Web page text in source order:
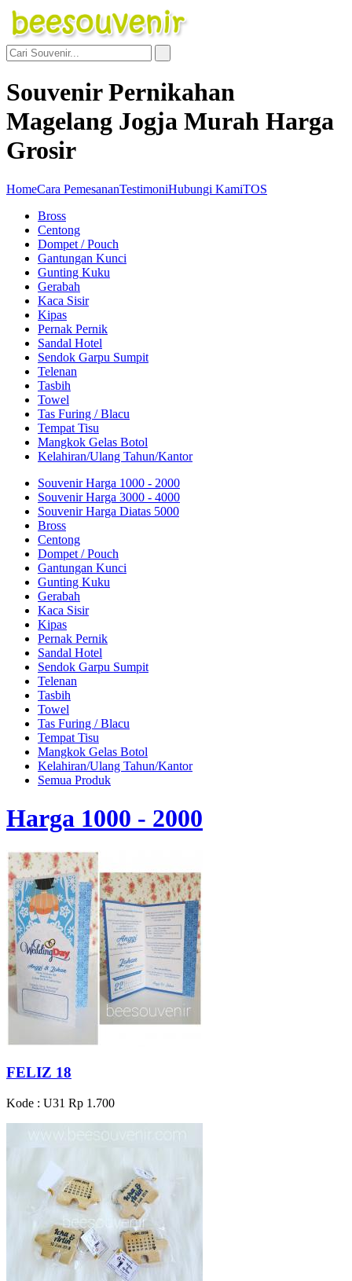
Souvenir Pernikahan
Magelang Jogja Murah Harga
Grosir
HomeCara PemesananTestimoniHubungi KamiTOS
Bross
Centong
Dompet / Pouch
Gantungan Kunci
Gunting Kuku
Gerabah
Kaca Sisir
Kipas
Pernak Pernik
Sandal Hotel
Sendok Garpu Sumpit
Telenan
Tasbih
Towel
Tas Furing / Blacu
Tempat Tisu
Mangkok Gelas Botol
Kelahiran/Ulang Tahun/Kantor
Souvenir Harga 1000 - 2000
Souvenir Harga 3000 - 4000
Souvenir Harga Diatas 5000
Bross
Centong
Dompet / Pouch
Gantungan Kunci
Gunting Kuku
Gerabah
Kaca Sisir
Kipas
Pernak Pernik
Sandal Hotel
Sendok Garpu Sumpit
Telenan
Tasbih
Towel
Tas Furing / Blacu
Tempat Tisu
Mangkok Gelas Botol
Kelahiran/Ulang Tahun/Kantor
Semua Produk
Harga 1000 - 2000
FELIZ 18
Kode : U31 Rp 1.700